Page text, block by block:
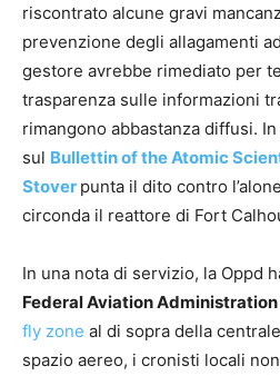
riscontrato alcune gravi
prevenzione degli allagamenti
gestore avrebbe rimediato per
trasparenza sulle informazioni
rimangono abbastanza diffusi.
sul Bullettin of the Atomic
Stover punta il dito contro
circonda il reattore di Fort
In una nota di servizio, la Oppd
Federal Aviation Administration
fly zone al di sopra della
spazio aereo, i cronisti locali